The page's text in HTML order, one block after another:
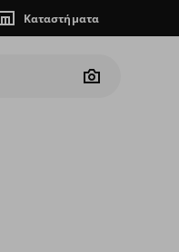
Καταστήματα
Camera